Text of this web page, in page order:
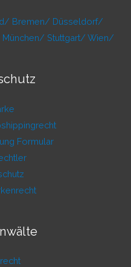
Bremen/ Düsseldorf/
München/ Stuttgart/ Wien/
Formular